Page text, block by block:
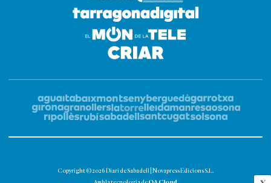
Copyright © 2026 Diari de Sabadell | Novapress Edicions S.L.